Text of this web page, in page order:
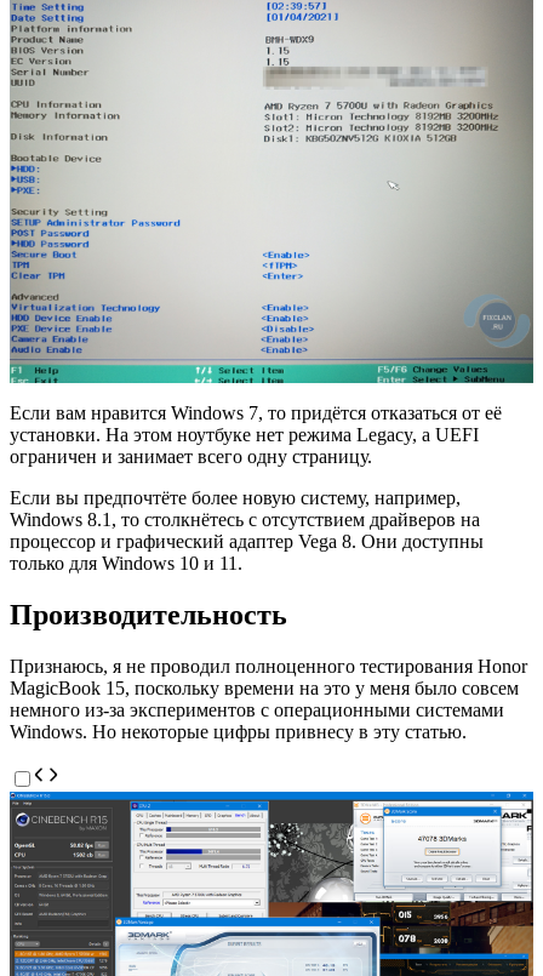
Если вам нравится Windows 7, то придётся отказаться от её
установки. На этом ноутбуке нет режима Legacy, а UEFI
ограничен и занимает всего одну страницу.
Если вы предпочтёте более новую систему, например,
Windows 8.1, то столкнётесь с отсутствием драйверов на
процессор и графический адаптер Vega 8. Они доступны
только для Windows 10 и 11.
Производительность
Признаюсь, я не проводил полноценного тестирования Honor
MagicBook 15, поскольку времени на это у меня было совсем
немного из-за экспериментов с операционными системами
Windows. Но некоторые цифры привнесу в эту статью.